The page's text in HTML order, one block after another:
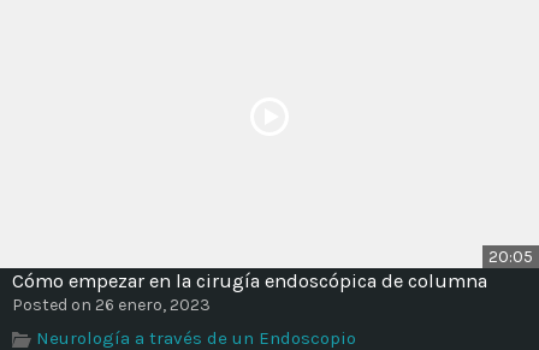
20:05
Cómo empezar en la cirugía endoscópica de columna
Posted on 26 enero, 2023
Neurología a través de un Endoscopio